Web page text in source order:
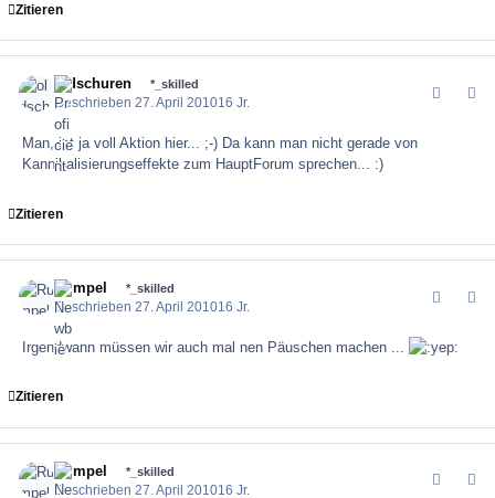
Zitieren
oldschuren *_skilled
Geschrieben27. April 201016 Jr.
Man, ist ja voll Aktion hier... ;-) Da kann man nicht gerade von
Kannibalisierungseffekte zum HauptForum sprechen... :)
Zitieren
Rumpel *_skilled
Geschrieben27. April 201016 Jr.
Irgendwann müssen wir auch mal nen Päuschen machen ...
Zitieren
Rumpel *_skilled
Geschrieben27. April 201016 Jr.